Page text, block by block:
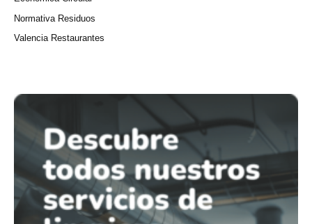
Normativa Residuos
Valencia Restaurantes